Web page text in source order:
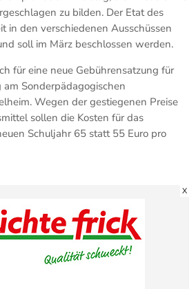
zu bilden. Der Etat des
in den verschiedenen Ausschüssen
soll im März beschlossen werden.
für eine neue Gebührensatzung für
Sonderpädagogischen
Wegen der gestiegenen Preise
sollen die Kosten für das
Schuljahr 65 statt 55 Euro pro
X